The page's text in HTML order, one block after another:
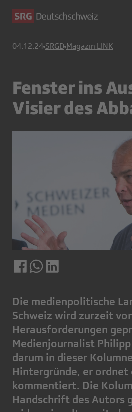
04.12.24 SRGD Magazin LINK
Fenster ins
Visier des
Die medienpolitische
Schweiz wird zurzeit
Herausforderungen
Medienjournalist
darum in dieser
Hintergründe, er ordnet
kommentiert. Die
Handschrift des Autors